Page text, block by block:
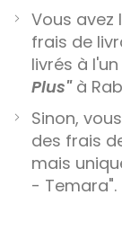
Vous avez
frais de
livrés à
Plus"à
Sinon,
des frais
mais
- Temara".